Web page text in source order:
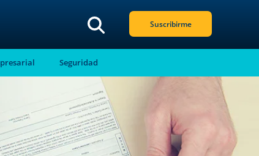
Suscribirme
Seguridad